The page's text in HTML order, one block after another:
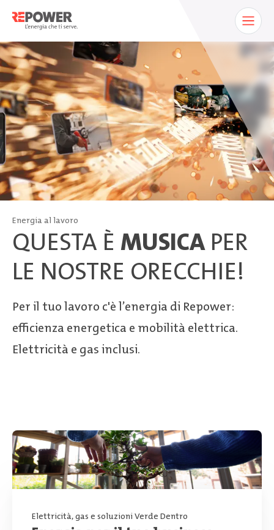
Energia al lavoro
QUESTA È MUSICAPER
LE NOSTRE ORECCHIE!
Per il tuo lavoro c'è l’energia di Repower:
efficienza energetica e mobilità elettrica.
Elettricità e gas inclusi.
Elettricità, gas e soluzioni Verde Dentro